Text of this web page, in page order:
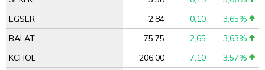
EGSER
2,84 0,10
3,65%
BALAT
75,75 2,65
3,63%
KCHOL
206,00 7,10
3,57%